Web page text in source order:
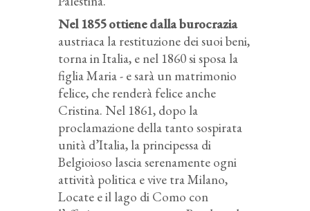
Nel 1855 ottiene dalla burocrazia
austriaca la restituzione dei suoi beni,
torna in Italia, e nel 1860 si sposa la
figlia Maria - e sarà un matrimonio
felice, che renderà felice anche
Cristina. Nel 1861, dopo la
proclamazione della tanto sospirata
unità d’Italia, la principessa di
Belgioioso lascia serenamente ogni
attività politica e vive tra Milano,
Locate e il lago di Como con